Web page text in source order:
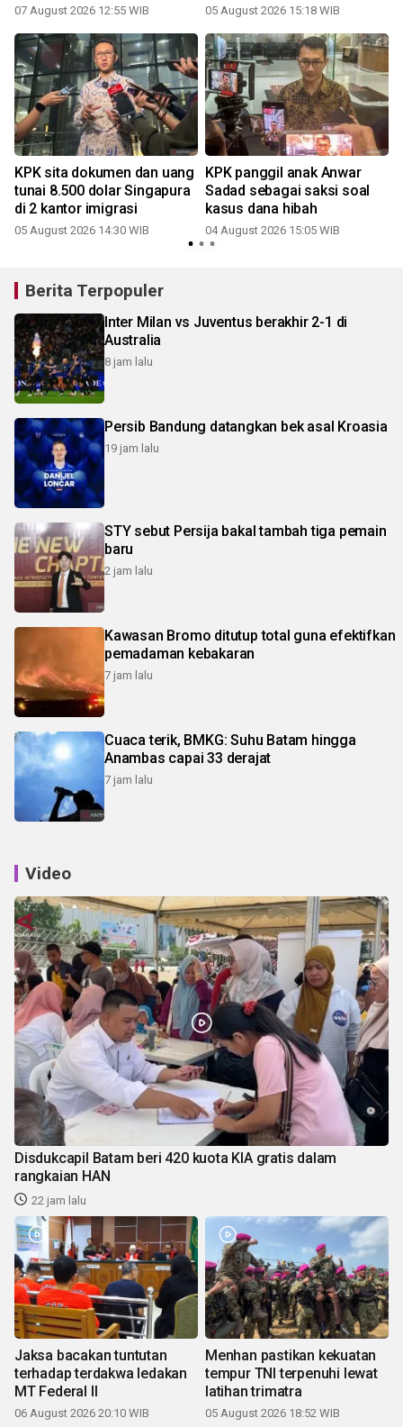
Adriansyah
07 August 2026 12:55 WIB 05 August 2026 15:18 WIB
KPK sita dokumen dan uang
tunai 8.500 dolar Singapura
di 2 kantor imigrasi
05 August 2026 14:30 WIB
KPK panggil anak Anwar
Sadad sebagai saksi soal
kasus dana hibah
04 August 2026 15:05 WIB
Berita Terpopuler
Inter Milan vs Juventus berakhir 2-1 di
Australia
8 jam lalu
Persib Bandung datangkan bek asal Kroasia
19 jam lalu
STY sebut Persija bakal tambah tiga pemain
baru
2 jam lalu
Kawasan Bromo ditutup total guna efektifkan
pemadaman kebakaran
7 jam lalu
Cuaca terik, BMKG: Suhu Batam hingga
Anambas capai 33 derajat
7 jam lalu
Video
Disdukcapil Batam beri 420 kuota KIA gratis dalam
rangkaian HAN
22 jam lalu
Jaksa bacakan tuntutan
terhadap terdakwa ledakan
MT Federal II
06 August 2026 20:10 WIB
Menhan pastikan kekuatan
tempur TNI terpenuhi lewat
latihan trimatra
05 August 2026 18:52 WIB